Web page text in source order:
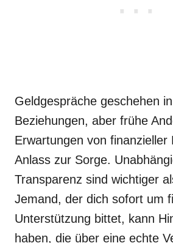
Geldgespräche geschehen
Beziehungen, aber frühe
Erwartungen von finanzieller
Anlass zur Sorge.
Transparenz sind wichtiger
Jemand, der dich sofort um
Unterstützung bittet, kann
haben, die über eine echte